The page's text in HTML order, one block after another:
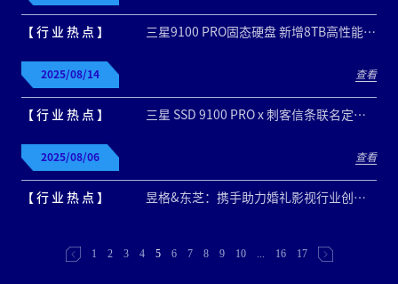
【 行 业 热 点 】 三星9100 PRO固态硬盘 新增8TB高性能规格！
2025/08/14 查看
【 行 业 热 点 】 三星 SSD 9100 PRO x 刺客信条联名定制礼盒上线！邀你来对梗！
2025/08/06 查看
【 行 业 热 点 】 昱格&东芝：携手助力婚礼影视行业创作存储新纪元
1 2 3 4 5 6 7 8 9 10 ... 16 17